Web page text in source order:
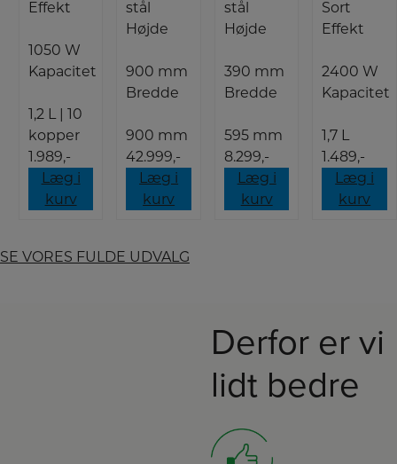
Effekt
1050 W
Kapacitet
1,2 L | 10
kopper
1.989,-
Læg i
kurv
stål
Højde
900 mm
Bredde
900 mm
42.999,-
Læg i
kurv
stål
Højde
390 mm
Bredde
595 mm
8.299,-
Læg i
kurv
Sort
Effekt
2400 W
Kapacitet
1,7 L
1.489,-
Læg i
kurv
SE VORES FULDE UDVALG
Derfor er vi
lidt bedre